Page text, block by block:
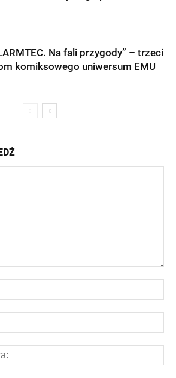
Na fali przygody” – trzeci
komiksowego uniwersum EMU